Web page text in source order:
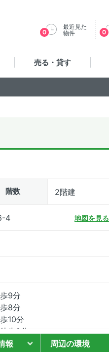
最近見た
物件
0 0
売る・貸す
階数 2階建
4 地図を見る
9分
8分
10分
歩8分
徒歩8分
報 周辺の環境